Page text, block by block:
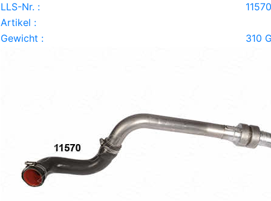
LLS-Nr. :
11570
Artikel :
Gewicht :
310